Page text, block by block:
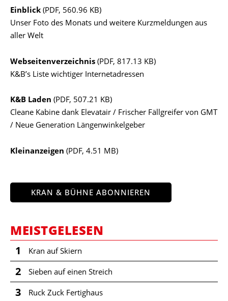
Einblick (PDF, 560.96 KB)
Unser Foto des Monats und weitere Kurzmeldungen aus
aller Welt
Webseitenverzeichnis (PDF, 817.13 KB)
K&B’s Liste wichtiger Internetadressen
K&B Laden (PDF, 507.21 KB)
Cleane Kabine dank Elevatair / Frischer Fällgreifer von GMT
/ Neue Generation Längenwinkelgeber
Kleinanzeigen (PDF, 4.51 MB)
KRAN & BÜHNE ABONNIEREN
MEISTGELESEN
1 Kran auf Skiern
2 Sieben auf einen Streich
3 Ruck Zuck Fertighaus